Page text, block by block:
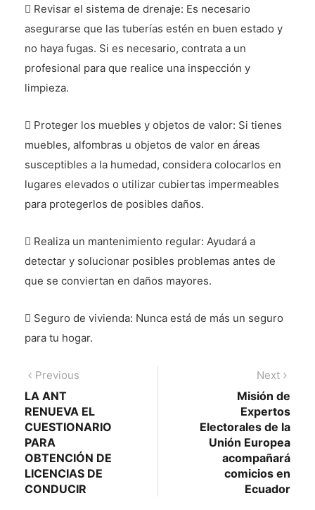
 Revisar el sistema de drenaje: Es necesario
asegurarse que las tuberías estén en buen estado y
no haya fugas. Si es necesario, contrata a un
profesional para que realice una inspección y
limpieza.
 Proteger los muebles y objetos de valor: Si tienes
muebles, alfombras u objetos de valor en áreas
susceptibles a la humedad, considera colocarlos en
lugares elevados o utilizar cubiertas impermeables
para protegerlos de posibles daños.
 Realiza un mantenimiento regular: Ayudará a
detectar y solucionar posibles problemas antes de
que se conviertan en daños mayores.
 Seguro de vivienda: Nunca está de más un seguro
para tu hogar.
Navegación
de
entradas
Previous
LA ANT
RENUEVA EL
CUESTIONARIO
PARA
OBTENCIÓN DE
LICENCIAS DE
CONDUCIR
Next
Misión de
Expertos
Electorales de la
Unión Europea
acompañará
comicios en
Ecuador